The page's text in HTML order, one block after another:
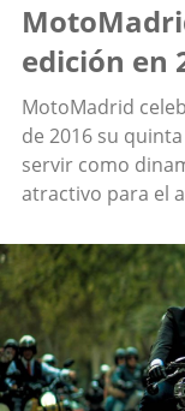
edición en
MotoMadrid
de 2016 su
servir como
atractivo para el